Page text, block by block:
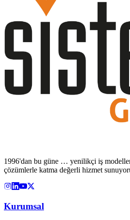
1996'dan bu güne … yenilikçi iş
çözümlerle katma değerli hizmet
Kurumsal